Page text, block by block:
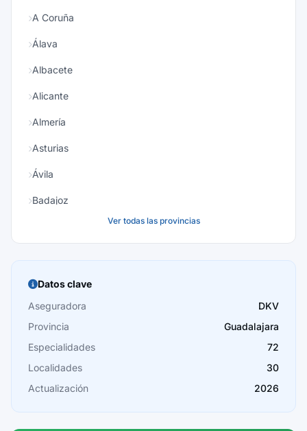
A Coruña
Álava
Albacete
Alicante
Almería
Asturias
Ávila
Badajoz
Burgos
Cáceres
Cádiz
Cantabria
Castellón
Ver todas las provincias
Datos clave
Aseguradora
DKV
Provincia
Guadalajara
Especialidades
72
Localidades
30
Actualización
2026